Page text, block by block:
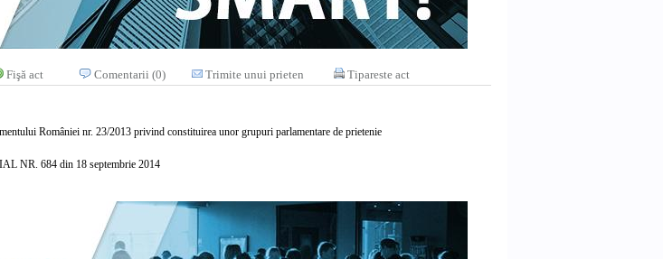
Fişă act Comentarii (0) Trimite unui prieten Tipareste act
României nr. 23/2013 privind constituirea unor grupuri parlamentare de prietenie
NR. 684 din 18 septembrie 2014